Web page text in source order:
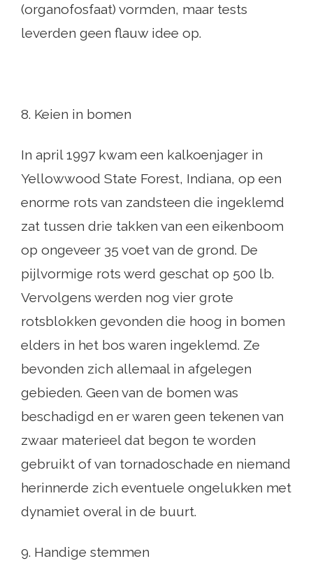
(organofosfaat) vormden, maar tests
leverden geen flauw idee op.
8. Keien in bomen
In april 1997 kwam een ​​kalkoenjager in
Yellowwood State Forest, Indiana, op een
enorme rots van zandsteen die ingeklemd
zat tussen drie takken van een eikenboom
op ongeveer 35 voet van de grond. De
pijlvormige rots werd geschat op 500 lb.
Vervolgens werden nog vier grote
rotsblokken gevonden die hoog in bomen
elders in het bos waren ingeklemd. Ze
bevonden zich allemaal in afgelegen
gebieden. Geen van de bomen was
beschadigd en er waren geen tekenen van
zwaar materieel dat begon te worden
gebruikt of van tornadoschade en niemand
herinnerde zich eventuele ongelukken met
dynamiet overal in de buurt.
9. Handige stemmen